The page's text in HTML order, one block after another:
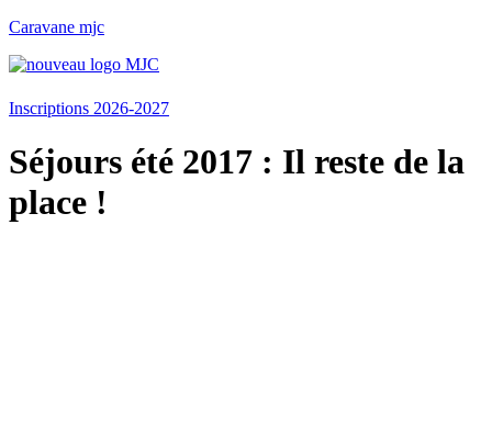
Caravane mjc
Inscriptions 2026-2027
Séjours été 2017 : Il reste de la
place !